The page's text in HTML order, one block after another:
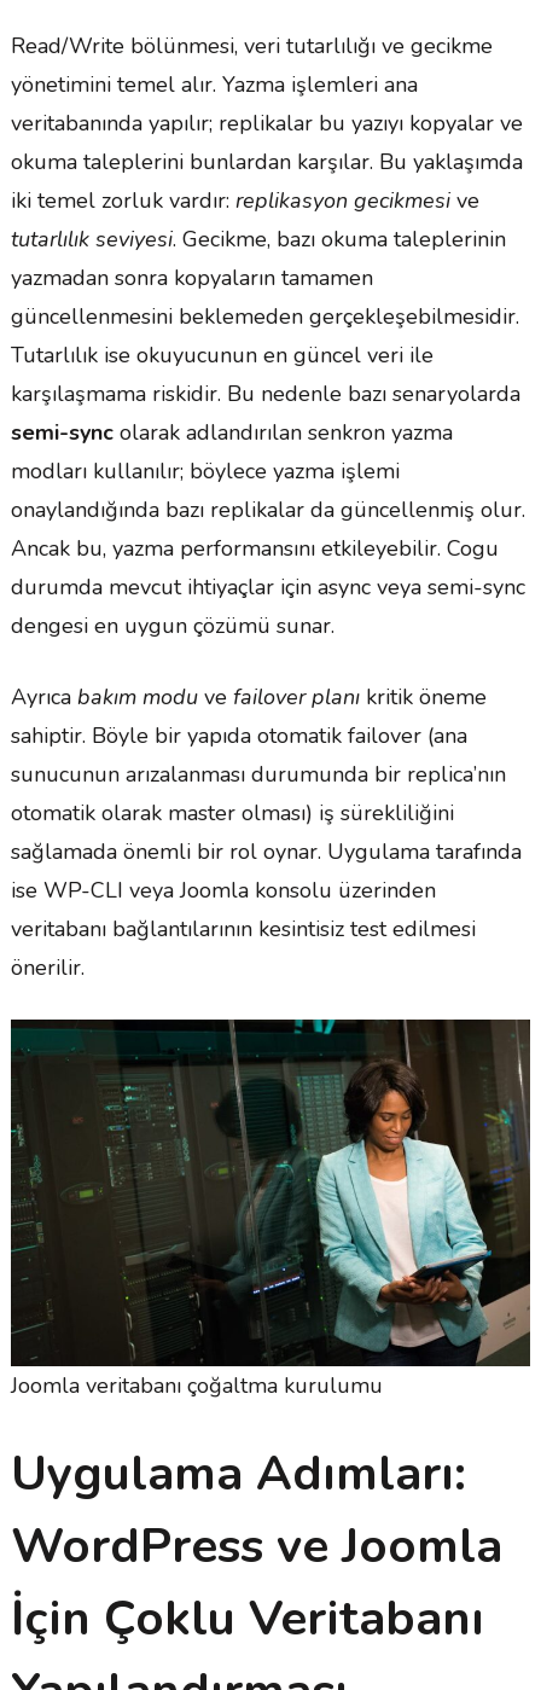
Read/Write bölünmesi, veri tutarlılığı ve gecikme
yönetimini temel alır. Yazma işlemleri ana
veritabanında yapılır; replikalar bu yazıyı kopyalar ve
okuma taleplerini bunlardan karşılar. Bu yaklaşımda
iki temel zorluk vardır: replikasyon gecikmesive
tutarlılık seviyesi. Gecikme, bazı okuma taleplerinin
yazmadan sonra kopyaların tamamen
güncellenmesini beklemeden gerçekleşebilmesidir.
Tutarlılık ise okuyucunun en güncel veri ile
karşılaşmama riskidir. Bu nedenle bazı senaryolarda
semi-syncolarak adlandırılan senkron yazma
modları kullanılır; böylece yazma işlemi
onaylandığında bazı replikalar da güncellenmiş olur.
Ancak bu, yazma performansını etkileyebilir. Cogu
durumda mevcut ihtiyaçlar için async veya semi-sync
dengesi en uygun çözümü sunar.
Ayrıca bakım moduve failover planıkritik öneme
sahiptir. Böyle bir yapıda otomatik failover (ana
sunucunun arızalanması durumunda bir replica’nın
otomatik olarak master olması) iş sürekliliğini
sağlamada önemli bir rol oynar. Uygulama tarafında
ise WP-CLI veya Joomla konsolu üzerinden
veritabanı bağlantılarının kesintisiz test edilmesi
önerilir.
Joomla veritabanı çoğaltma kurulumu
Uygulama Adımları:
WordPress ve Joomla
İçin Çoklu Veritabanı